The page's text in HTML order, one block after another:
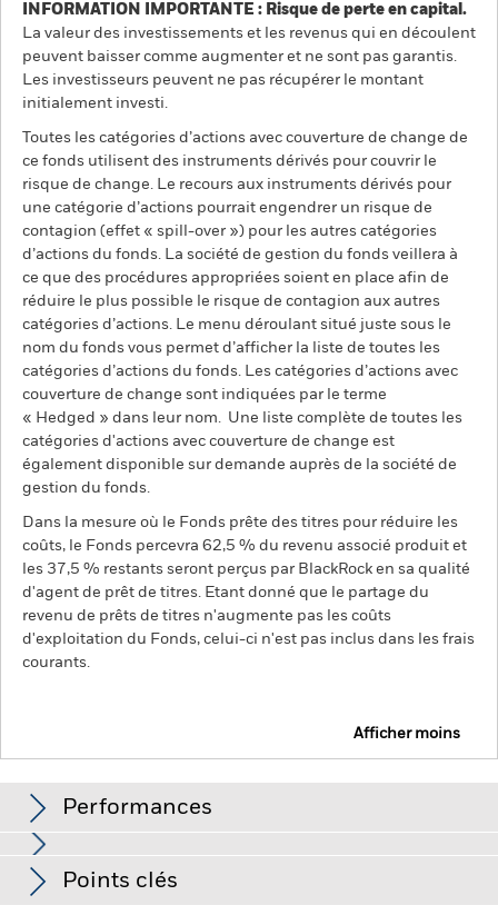
INFORMATION IMPORTANTE : Risque de perte en capital.
La valeur des investissements et les revenus qui en découlent
peuvent baisser comme augmenter et ne sont pas garantis.
Les investisseurs peuvent ne pas récupérer le montant
initialement investi.
Toutes les catégories d’actions avec couverture de change de
ce fonds utilisent des instruments dérivés pour couvrir le
risque de change. Le recours aux instruments dérivés pour
une catégorie d’actions pourrait engendrer un risque de
contagion (effet « spill-over ») pour les autres catégories
d’actions du fonds. La société de gestion du fonds veillera à
ce que des procédures appropriées soient en place afin de
réduire le plus possible le risque de contagion aux autres
catégories d’actions. Le menu déroulant situé juste sous le
nom du fonds vous permet d’afficher la liste de toutes les
catégories d’actions du fonds. Les catégories d’actions avec
couverture de change sont indiquées par le terme
« Hedged » dans leur nom. Une liste complète de toutes les
catégories d'actions avec couverture de change est
également disponible sur demande auprès de la société de
gestion du fonds.
Dans la mesure où le Fonds prête des titres pour réduire les
coûts, le Fonds percevra 62,5 % du revenu associé produit et
les 37,5 % restants seront perçus par BlackRock en sa qualité
d'agent de prêt de titres. Etant donné que le partage du
revenu de prêts de titres n'augmente pas les coûts
d'exploitation du Fonds, celui-ci n'est pas inclus dans les frais
courants.
Afficher moins
2027
Performances
Le risque de crédit, les fluctuations des taux d'intérêt et/ou
Points clés